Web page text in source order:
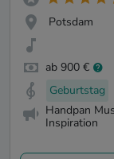
Potsdam
ab 900 €
Geburtstag
Handpan
Inspiration